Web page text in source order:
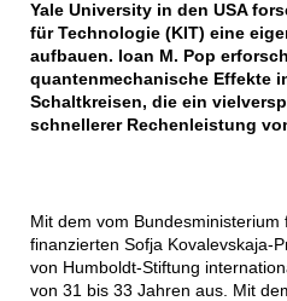
Yale University in den USA
für Technologie (KIT) eine
aufbauen. Ioan M. Pop
quantenmechanische Effekte
Schaltkreisen, die ein
schnellerer Rechenleistung
Mit dem vom
finanzierten Sofja Kovalevskaja-
von Humboldt-Stiftung
von 31 bis 33 Jahren aus. Mit